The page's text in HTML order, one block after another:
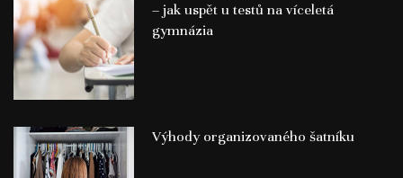
– jak uspět u testů na víceletá
gymnázia
Výhody organizovaného šatníku